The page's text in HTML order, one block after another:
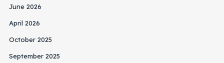
June 2026
April 2026
October 2025
September 2025